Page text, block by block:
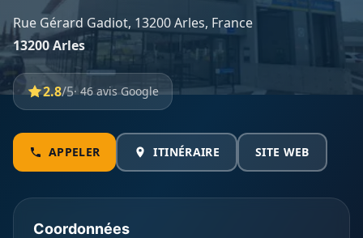
Rue Gérard Gadiot, 13200 Arles, France
13200 Arles
2.8/5· 46 avis Google
APPELER ITINÉRAIRE SITE WEB
Coordonnées